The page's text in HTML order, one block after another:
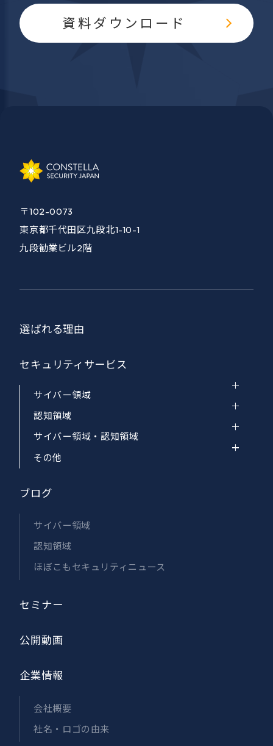
資料ダウンロード
〒102-0073
東京都千代田区九段北1-10-1
九段勧業ビル2階
選ばれる理由
セキュリティサービス
サイバー領域
認知領域
サイバー領域・認知領域
その他
ブログ
サイバー領域
認知領域
ほぼこもセキュリティニュース
セミナー
公開動画
企業情報
会社概要
社名・ロゴの由来